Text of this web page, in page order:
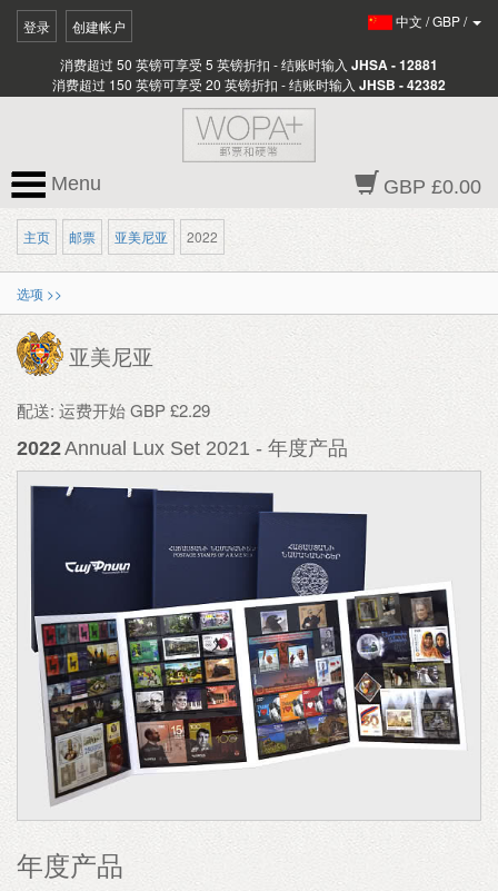
登录 创建帐户 中文 /GBP/
消费超过 50 英镑可享受 5 英镑折扣 - 结账时输入 JHSA - 12881
消费超过 150 英镑可享受 20 英镑折扣 - 结账时输入 JHSB - 42382
GBP £0.00
Menu
主页 邮票 亚美尼亚 2022
选项 >>
亚美尼亚
配送: 运费开始 GBP £2.29
2022Annual Lux Set 2021 - 年度产品
年度产品